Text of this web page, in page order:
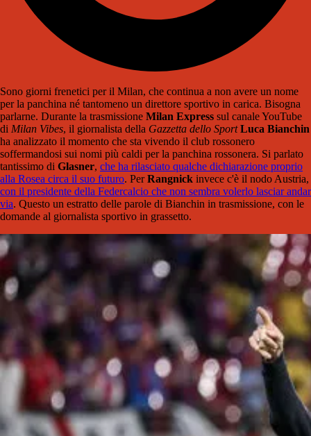
Sono giorni frenetici per il Milan, che continua a non avere un nome
per la panchina né tantomeno un direttore sportivo in carica. Bisogna
parlarne. Durante la trasmissione Milan Express sul canale YouTube
di Milan Vibes, il giornalista della Gazzetta dello SportLuca Bianchin
ha analizzato il momento che sta vivendo il club rossonero
soffermandosi sui nomi più caldi per la panchina rossonera. Si parlato
tantissimo di Glasner, che ha rilasciato qualche dichiarazione proprio
alla Rosea circa il suo futuro. PerRangnick invece c'è il nodo Austria,
con il presidente della Federcalcio che non sembra volerlo lasciar andar
via. Questo un estratto delle parole di Bianchin in trasmissione, con le
domande al giornalista sportivo in grassetto.